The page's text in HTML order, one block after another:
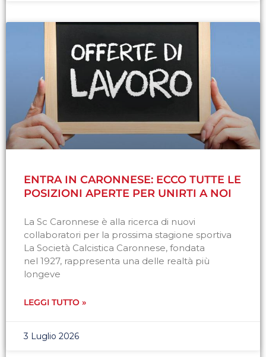
ENTRA IN CARONNESE: ECCO TUTTE LE
POSIZIONI APERTE PER UNIRTI A NOI
La Sc Caronnese è alla ricerca di nuovi
collaboratori per la prossima stagione sportiva
La Società Calcistica Caronnese, fondata
nel 1927, rappresenta una delle realtà più
longeve
LEGGI TUTTO »
3 Luglio 2026